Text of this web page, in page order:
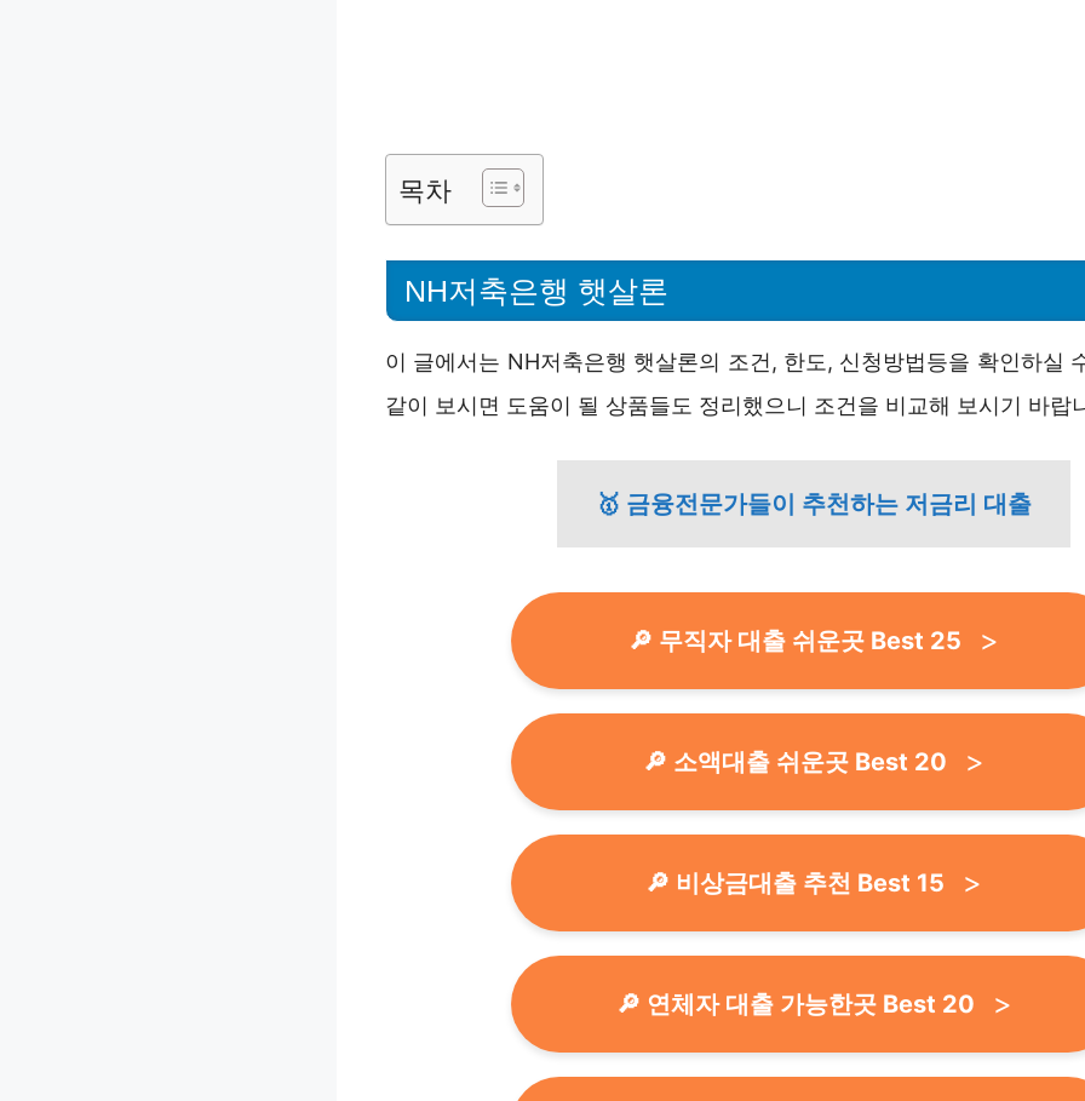
목차
NH저축은행 햇살론
이 글에서는 NH저축은행 햇살론의 조건, 한도, 신청방법등을 확인하실
같이 보시면 도움이 될 상품들도 정리했으니 조건을 비교해 보시기 바랍
🥇 금융전문가들이 추천하는 저금리 대출
🔎 무직자 대출 쉬운곳 Best 25
🔎 소액대출 쉬운곳 Best 20
🔎 비상금대출 추천 Best 15
🔎 연체자 대출 가능한곳 Best 20